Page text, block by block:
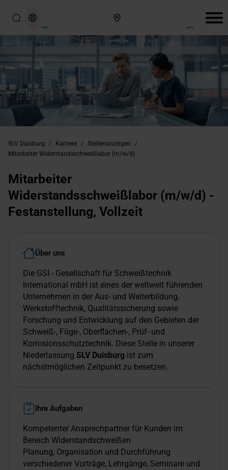
SLV Duisburg / Karriere / Stellenanzeigen
/
Mitarbeiter Widerstandsschweißlabor (m/w/d)
Mitarbeiter
Widerstandsschweißlabor (m/w/d) -
Festanstellung, Vollzeit
Über uns
Die GSI - Gesellschaft für Schweißtechnik
International mbH ist eines der weltweit führenden
Unternehmen in der Aus- und Weiterbildung,
Werkstofftechnik, Qualitätssicherung sowie
Forschung und Entwicklung auf den Gebieten der
Schweiß-, Füge-, Oberflächen-, Prüf- und
Korrosionsschutztechnik. Diese Stelle in unserer
Niederlassung SLV Duisburg ist zum
nächstmöglichen Zeitpunkt zu besetzen.
Ihre Aufgaben
Kompetenter Ansprechpartner für Kunden im
Bereich Widerstandschweißen
Planung, Organisation und Durchführung
verschiedener Vorträge, Lehrgänge, Seminare und